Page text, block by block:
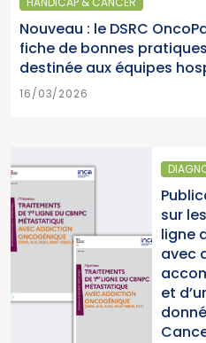
Nouveau : le DSRC
fiche de bonnes
destinée aux équipes
16/03/2026
sur
ligne
avec
et